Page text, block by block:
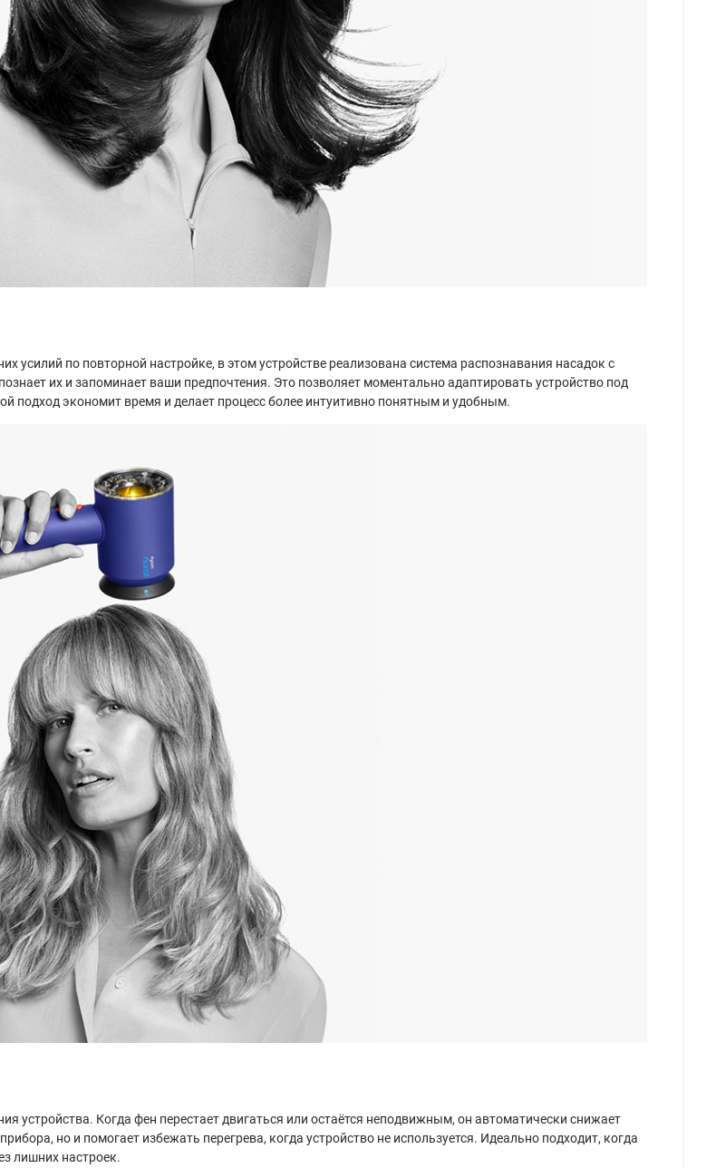
усилий по повторной настройке, в этом устройстве реализована система распознавания насадок с
их и запоминает ваши предпочтения. Это позволяет моментально адаптировать устройство под
подход экономит время и делает процесс более интуитивно понятным и удобным.
устройства. Когда фен перестает двигаться или остаётся неподвижным, он автоматически снижает
но и помогает избежать перегрева, когда устройство не используется. Идеально подходит, когда
лишних настроек.